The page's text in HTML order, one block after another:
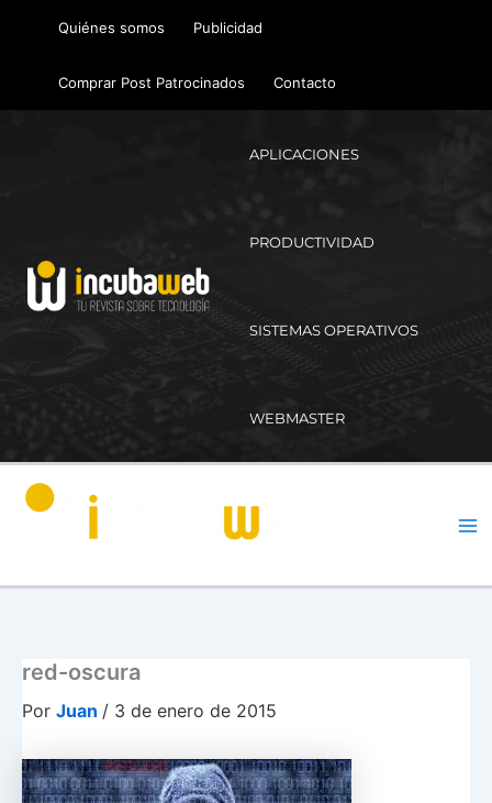
Quiénes somos Publicidad
Comprar Post Patrocinados Contacto
APLICACIONES
PRODUCTIVIDAD
SISTEMAS OPERATIVOS
WEBMASTER
red-oscura
Por Juan / 3 de enero de 2015